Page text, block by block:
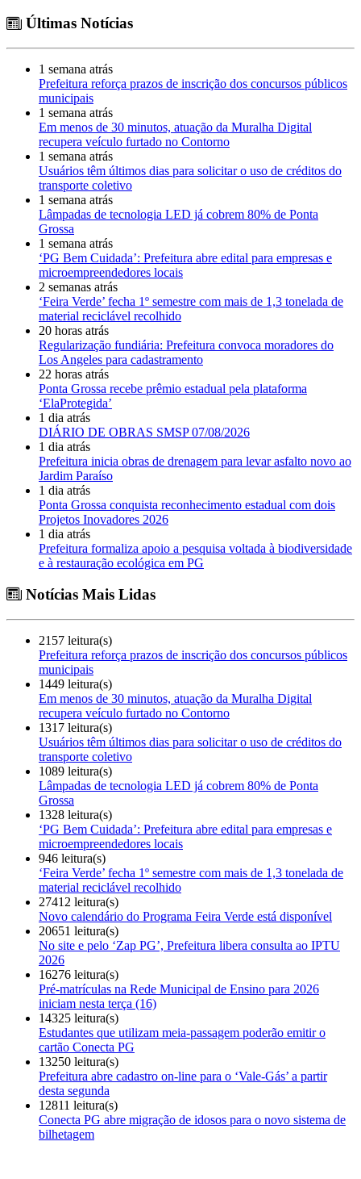
Últimas Notícias
1 semana atrás
Prefeitura reforça prazos de inscrição dos concursos públicos
municipais
1 semana atrás
Em menos de 30 minutos, atuação da Muralha Digital
recupera veículo furtado no Contorno
1 semana atrás
Usuários têm últimos dias para solicitar o uso de créditos do
transporte coletivo
1 semana atrás
Lâmpadas de tecnologia LED já cobrem 80% de Ponta
Grossa
1 semana atrás
‘PG Bem Cuidada’: Prefeitura abre edital para empresas e
microempreendedores locais
2 semanas atrás
‘Feira Verde’ fecha 1º semestre com mais de 1,3 tonelada de
material reciclável recolhido
20 horas atrás
Regularização fundiária: Prefeitura convoca moradores do
Los Angeles para cadastramento
22 horas atrás
Ponta Grossa recebe prêmio estadual pela plataforma
‘ElaProtegida’
1 dia atrás
DIÁRIO DE OBRAS SMSP 07/08/2026
1 dia atrás
Prefeitura inicia obras de drenagem para levar asfalto novo ao
Jardim Paraíso
1 dia atrás
Ponta Grossa conquista reconhecimento estadual com dois
Projetos Inovadores 2026
1 dia atrás
Prefeitura formaliza apoio a pesquisa voltada à biodiversidade
e à restauração ecológica em PG
Notícias Mais Lidas
2157 leitura(s)
Prefeitura reforça prazos de inscrição dos concursos públicos
municipais
1449 leitura(s)
Em menos de 30 minutos, atuação da Muralha Digital
recupera veículo furtado no Contorno
1317 leitura(s)
Usuários têm últimos dias para solicitar o uso de créditos do
transporte coletivo
1089 leitura(s)
Lâmpadas de tecnologia LED já cobrem 80% de Ponta
Grossa
1328 leitura(s)
‘PG Bem Cuidada’: Prefeitura abre edital para empresas e
microempreendedores locais
946 leitura(s)
‘Feira Verde’ fecha 1º semestre com mais de 1,3 tonelada de
material reciclável recolhido
27412 leitura(s)
Novo calendário do Programa Feira Verde está disponível
20651 leitura(s)
No site e pelo ‘Zap PG’, Prefeitura libera consulta ao IPTU
2026
16276 leitura(s)
Pré-matrículas na Rede Municipal de Ensino para 2026
iniciam nesta terça (16)
14325 leitura(s)
Estudantes que utilizam meia-passagem poderão emitir o
cartão Conecta PG
13250 leitura(s)
Prefeitura abre cadastro on-line para o ‘Vale-Gás’ a partir
desta segunda
12811 leitura(s)
Conecta PG abre migração de idosos para o novo sistema de
bilhetagem